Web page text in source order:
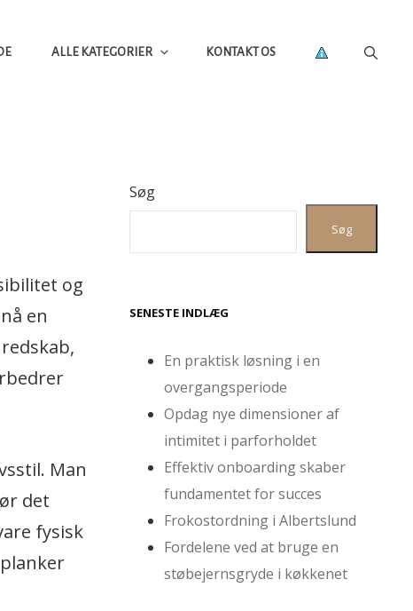
ALLE KATEGORIER KONTAKT OS
og
en
Man
det
fysisk
Søg
Søg
SENESTE INDLÆG
En praktisk løsning i en
overgangsperiode
Opdag nye dimensioner af
intimitet i parforholdet
Effektiv onboarding skaber
fundamentet for succes
Frokostordning i Albertslund
Fordelene ved at bruge en
støbejernsgryde i køkkenet